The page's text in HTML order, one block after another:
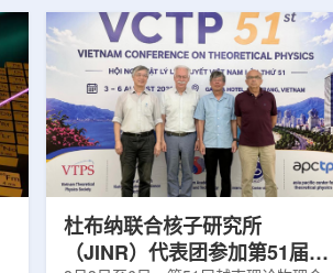
中心，构建癌症患者可在区域内完成
手术...
杜布纳联合核子研究所
（JINR）代表团参加第51届越